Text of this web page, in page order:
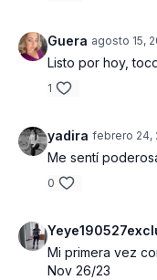
- Barra 45 lbs
- Mancuernas 2 x 15
- Deslizantes 2
ESTRUCTURA DE LA
Calentamiento
Guera agosto 15,
Listo por hoy,
1
yadira febrero 24,
Me sentí
0
Mi primera vez
Nov 26/23